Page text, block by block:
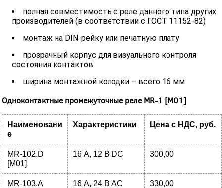
полная совместимость с реле данного типа других
производителей (в соответствии с ГОСТ 11152-82)
монтаж на DIN-рейку или печатную плату
прозрачный корпус для визуального контроля
состояния контактов
ширина монтажной колодки – всего 16 мм
Одноконтактные промежуточные реле MR-1 [М01]
Наименовани
е
Характеристики Цена с НДС, руб.
MR-102.D
[M01]
16 А, 12 В DC 300,00
MR-103.A
16 А, 24 В AC 330,00